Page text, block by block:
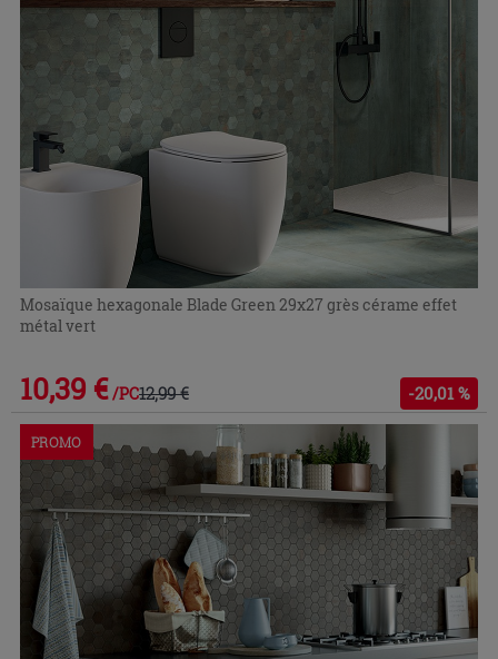
Mosaïque hexagonale Blade Green 29x27 grès cérame effet
métal vert
10,39 € /PC12,99 € -20,01 %
PROMO